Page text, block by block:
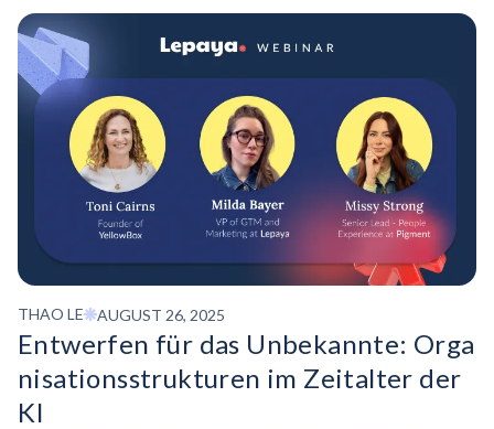
Führung.
THAO LE AUGUST 26, 2025
Entwerfen für das Unbekannte: Orga
nisationsstrukturen im Zeitalter der
KI